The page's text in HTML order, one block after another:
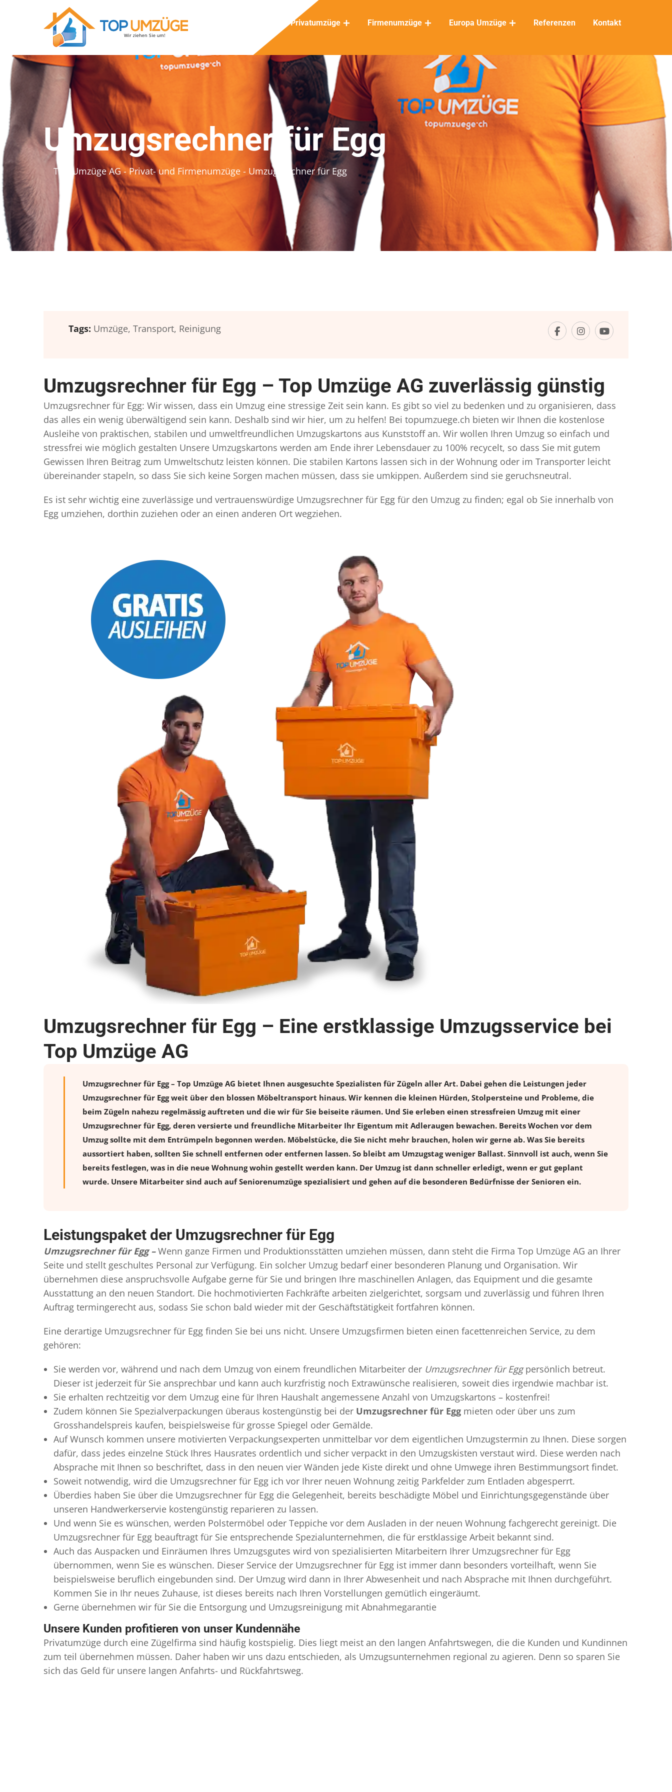
Privatumzüge Firmenumzüge Europa Umzüge Referenzen Kontakt
Umzugsrechner für Egg
Top Umzüge AG - Privat- und Firmenumzüge - Umzugsrechner für Egg
Tags: Umzüge, Transport, Reinigung
Umzugsrechner für Egg – Top Umzüge AG zuverlässig günstig
Umzugsrechner für Egg: Wir wissen, dass ein Umzug eine stressige Zeit sein kann. Es gibt so viel zu bedenken und zu organisieren, dass
das alles ein wenig überwältigend sein kann. Deshalb sind wir hier, um zu helfen! Bei topumzuege.ch bieten wir Ihnen die kostenlose
Ausleihe von praktischen, stabilen und umweltfreundlichen Umzugskartons aus Kunststoff an. Wir wollen Ihren Umzug so einfach und
stressfrei wie möglich gestalten Unsere Umzugskartons werden am Ende ihrer Lebensdauer zu 100% recycelt, so dass Sie mit gutem
Gewissen Ihren Beitrag zum Umweltschutz leisten können. Die stabilen Kartons lassen sich in der Wohnung oder im Transporter leicht
übereinander stapeln, so dass Sie sich keine Sorgen machen müssen, dass sie umkippen. Außerdem sind sie geruchsneutral.
Es ist sehr wichtig eine zuverlässige und vertrauenswürdige Umzugsrechner für Egg für den Umzug zu finden; egal ob Sie innerhalb von
Egg umziehen, dorthin zuziehen oder an einen anderen Ort wegziehen.
Umzugsrechner für Egg – Eine erstklassige Umzugsservice bei
Top Umzüge AG
Umzugsrechner für Egg – Top Umzüge AG bietet Ihnen ausgesuchte Spezialisten für Zügeln aller Art. Dabei gehen die Leistungen jeder
Umzugsrechner für Egg weit über den blossen Möbeltransport hinaus. Wir kennen die kleinen Hürden, Stolpersteine und Probleme, die
beim Zügeln nahezu regelmässig auftreten und die wir für Sie beiseite räumen. Und Sie erleben einen stressfreien Umzugmit einer
Umzugsrechner für Egg, deren versierte und freundliche Mitarbeiter Ihr Eigentum mit Adleraugen bewachen. Bereits Wochen vor dem
Umzug sollte mit dem Entrümpeln begonnen werden. Möbelstücke, die Sie nicht mehr brauchen, holen wir gerne ab. Was Sie bereits
aussortiert haben, sollten Sie schnell entfernen oder entfernen lassen. So bleibt am Umzugstag weniger Ballast. Sinnvoll ist auch, wenn Sie
bereits festlegen, was in die neue Wohnung wohin gestellt werden kann. Der Umzug ist dann schneller erledigt, wenn er gut geplant
wurde. Unsere Mitarbeiter sind auch auf Seniorenumzüge spezialisiert und gehen auf die besonderen Bedürfnisse der Senioren ein.
Leistungspaket der Umzugsrechner für Egg
Umzugsrechner für Egg – Wenn ganze Firmen und Produktionsstätten umziehen müssen, dann steht die Firma Top Umzüge AG an Ihrer
Seite und stellt geschultes Personal zur Verfügung. Ein solcher Umzug bedarf einer besonderen Planung und Organisation. Wir
übernehmen diese anspruchsvolle Aufgabe gerne für Sie und bringen Ihre maschinellen Anlagen, das Equipment und die gesamte
Ausstattung an den neuen Standort. Die hochmotivierten Fachkräfte arbeiten zielgerichtet, sorgsam und zuverlässig und führen Ihren
Auftrag termingerecht aus, sodass Sie schon bald wieder mit der Geschäftstätigkeit fortfahren können.
Eine derartige Umzugsrechner für Egg finden Sie bei uns nicht. Unsere Umzugsfirmen bieten einen facettenreichen Service, zu dem
gehören:
Sie werden vor, während und nach dem Umzug von einem freundlichen Mitarbeiter der Umzugsrechner für Eggpersönlich betreut.
Dieser ist jederzeit für Sie ansprechbar und kann auch kurzfristig noch Extrawünsche realisieren, soweit dies irgendwie machbar ist.
Sie erhalten rechtzeitig vor dem Umzug eine für Ihren Haushalt angemessene Anzahl von Umzugskartons – kostenfrei!
Zudem können Sie Spezialverpackungen überaus kostengünstig bei der Umzugsrechner für Egg mieten oder über uns zum
Grosshandelspreis kaufen, beispielsweise für grosse Spiegel oder Gemälde.
Auf Wunsch kommen unsere motivierten Verpackungsexperten unmittelbar vor dem eigentlichen Umzugstermin zu Ihnen. Diese sorgen
dafür, dass jedes einzelne Stück Ihres Hausrates ordentlich und sicher verpackt in den Umzugskisten verstaut wird. Diese werden nach
Absprache mit Ihnen so beschriftet, dass in den neuen vier Wänden jede Kiste direkt und ohne Umwege ihren Bestimmungsort findet.
Soweit notwendig, wird die Umzugsrechner für Egg ich vor Ihrer neuen Wohnung zeitig Parkfelder zum Entladen abgesperrt.
Überdies haben Sie über die Umzugsrechner für Egg die Gelegenheit, bereits beschädigte Möbel und Einrichtungsgegenstände über
unseren Handwerkerservie kostengünstig reparieren zu lassen.
Und wenn Sie es wünschen, werden Polstermöbel oder Teppiche vor dem Ausladen in der neuen Wohnung fachgerecht gereinigt. Die
Umzugsrechner für Egg beauftragt für Sie entsprechende Spezialunternehmen, die für erstklassige Arbeit bekannt sind.
Auch das Auspacken und Einräumen Ihres Umzugsgutes wird von spezialisierten Mitarbeitern Ihrer Umzugsrechner für Egg
übernommen, wenn Sie es wünschen. Dieser Service der Umzugsrechner für Egg ist immer dann besonders vorteilhaft, wenn Sie
beispielsweise beruflich eingebunden sind. Der Umzug wird dann in Ihrer Abwesenheit und nach Absprache mit Ihnen durchgeführt.
Kommen Sie in Ihr neues Zuhause, ist dieses bereits nach Ihren Vorstellungen gemütlich eingeräumt.
Gerne übernehmen wir für Sie die Entsorgung und Umzugsreinigung mit Abnahmegarantie
Unsere Kunden profitieren von unser Kundennähe
Privatumzüge durch eine Zügelfirma sind häufig kostspielig. Dies liegt meist an den langen Anfahrtswegen, die die Kunden und Kundinnen
zum teil übernehmen müssen. Daher haben wir uns dazu entschieden, als Umzugsunternehmen regional zu agieren. Denn so sparen Sie
sich das Geld für unsere langen Anfahrts- und Rückfahrtsweg.